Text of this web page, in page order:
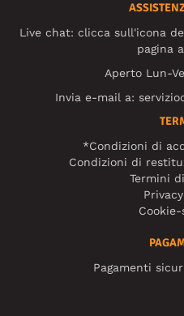
Live chat: clicca sull'icona
pagina
Aperto Lun-
Invia e-mail a:
*Condizioni di
Condizioni di
Termini
Pagamenti